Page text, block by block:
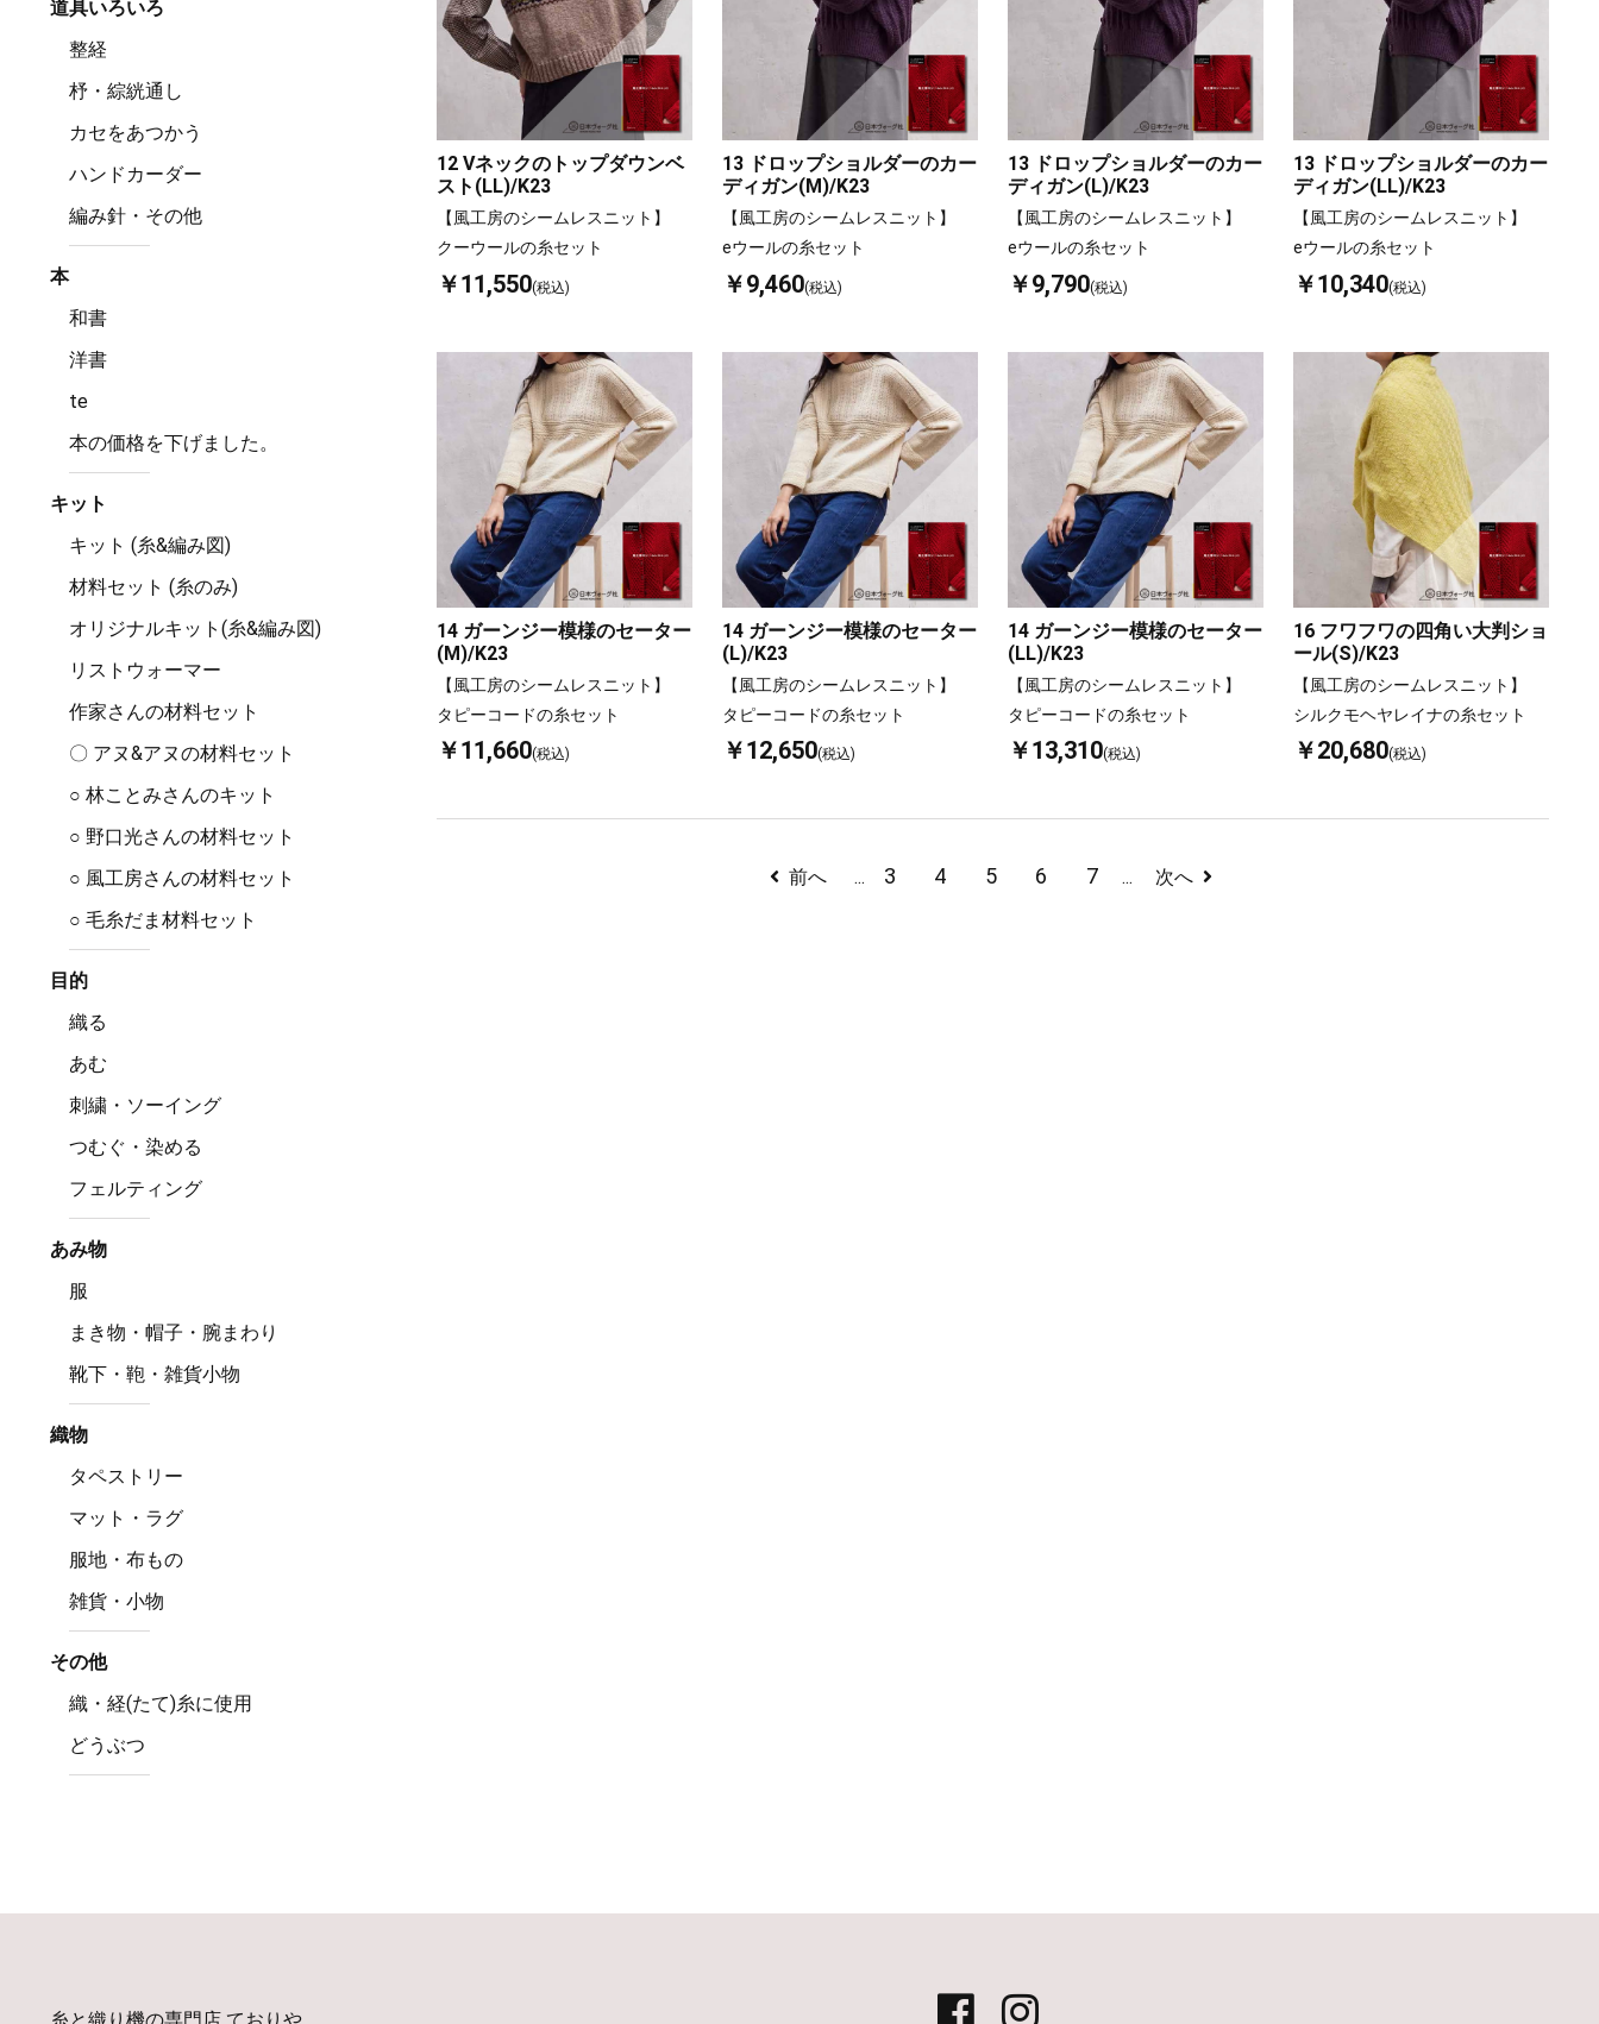
12 Vネックのトップダウンベ
スト(LL)/K23
【風工房のシームレスニット】
クーウールの糸セット
￥11,550(税込)
13 ドロップショルダーのカー
ディガン(M)/K23
【風工房のシームレスニット】
eウールの糸セット
￥9,460(税込)
13 ドロップショルダーのカー
ディガン(L)/K23
【風工房のシームレスニット】
eウールの糸セット
￥9,790(税込)
13 ドロップショルダーのカー
ディガン(LL)/K23
【風工房のシームレスニット】
eウールの糸セット
￥10,340(税込)
14 ガーンジー模様のセーター
(M)/K23
【風工房のシームレスニット】
タピーコードの糸セット
￥11,660(税込)
14 ガーンジー模様のセーター
(L)/K23
【風工房のシームレスニット】
タピーコードの糸セット
￥12,650(税込)
14 ガーンジー模様のセーター
(LL)/K23
【風工房のシームレスニット】
タピーコードの糸セット
￥13,310(税込)
16 フワフワの四角い大判ショ
ール(S)/K23
【風工房のシームレスニット】
シルクモヘヤレイナの糸セット
￥20,680(税込)
前へ ... 3 4 5 6 7 ... 次へ
道具いろいろ
整経
杼・綜絖通し
カセをあつかう
ハンドカーダー
編み針・その他
本
和書
洋書
te
本の価格を下げました。
キット
キット (糸&編み図)
材料セット (糸のみ)
オリジナルキット(糸&編み図)
リストウォーマー
作家さんの材料セット
〇 アヌ&アヌの材料セット
○ 林ことみさんのキット
○ 野口光さんの材料セット
○ 風工房さんの材料セット
○ 毛糸だま材料セット
目的
織る
あむ
刺繍・ソーイング
つむぐ・染める
フェルティング
あみ物
服
まき物・帽子・腕まわり
靴下・鞄・雑貨小物
織物
タペストリー
マット・ラグ
服地・布もの
雑貨・小物
その他
織・経(たて)糸に使用
どうぶつ